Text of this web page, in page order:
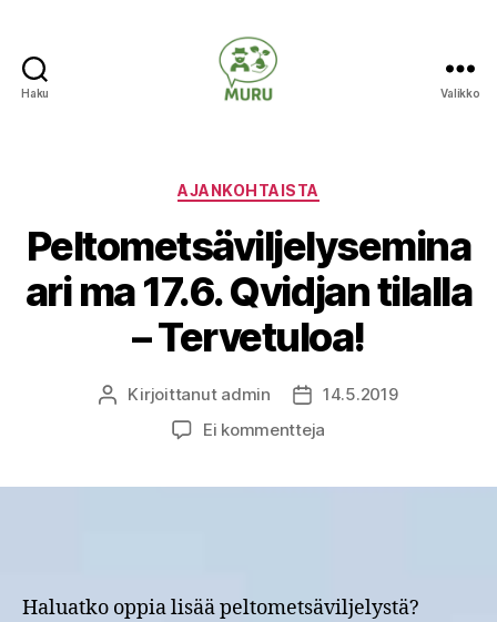
Haku Valikko
Kategoriat
AJANKOHTAISTA
Peltometsäviljelysemina
ari ma 17.6. Qvidjan tilalla
– Tervetuloa!
Kirjoittaja
Kirjoittanut admin Julkaisupäivämäärä
14.5.2019
Ei kommentteja
Tervetuloa!
Haluatko oppia lisää peltometsäviljelystä?